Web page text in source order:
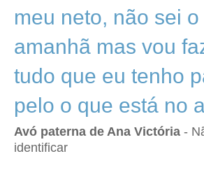
meu neto, não sei
amanhã mas vou
tudo que eu tenho
pelo o que está no
Avó paterna de Ana Victória -
identificar